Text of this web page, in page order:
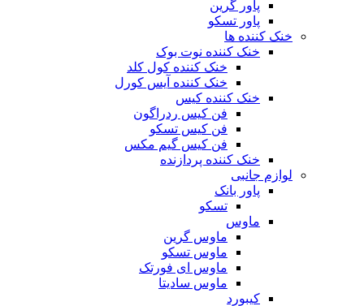
پاور گرین
پاور تسکو
خنک کننده ها
خنک کننده نوت بوک
خنک کننده کول کلد
خنک کننده آیس کورل
خنک کننده کیس
فن کیس ردراگون
فن کیس تسکو
فن کیس گیم مکس
خنک کننده پردازنده
لوازم جانبی
پاور بانک
تسکو
ماوس
ماوس گرین
ماوس تسکو
ماوس ای فورتک
ماوس سادیتا
کیبورد